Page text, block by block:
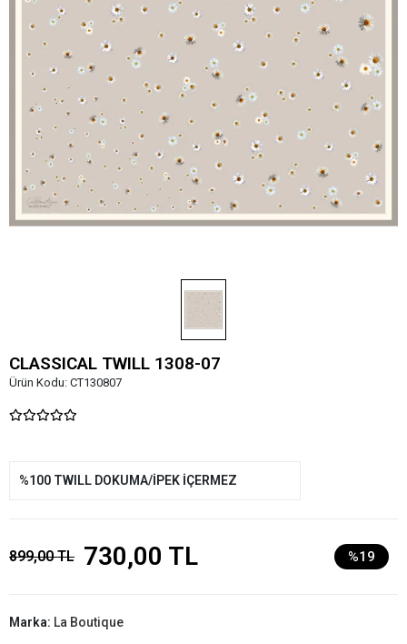
CLASSICAL TWILL 1308-07
Ürün Kodu: CT130807
%100 TWILL DOKUMA/İPEK İÇERMEZ
899,00 TL 730,00 TL %19
Marka: La Boutique